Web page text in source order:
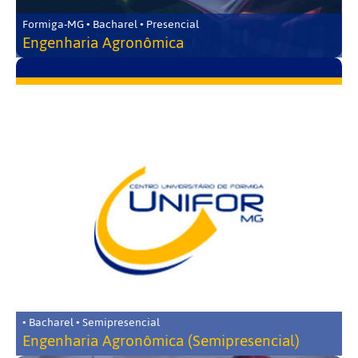
Formiga-MG • Bacharel • Presencial
Engenharia Agronômica
• Bacharel • Semipresencial
Engenharia Agronômica (Semipresencial)